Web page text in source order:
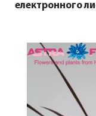
електронного